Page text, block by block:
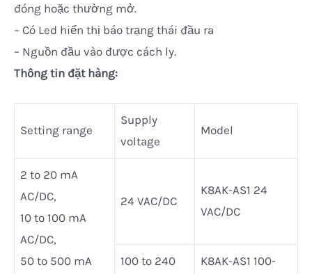
đóng hoặc thường mở.
– Có Led hiển thị báo trạng thái đầu ra
– Nguồn đầu vào được cách ly.
Thông tin đặt hàng:
Setting range
Supply
voltage
Model
2 to 20 mA
AC/DC,
10 to 100 mA
AC/DC,
50 to 500 mA
24 VAC/DC
K8AK-AS1 24
VAC/DC
100 to 240
K8AK-AS1 100-